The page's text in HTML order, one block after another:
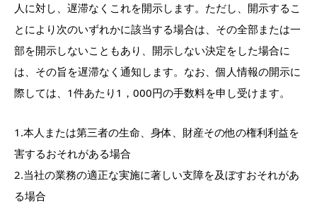
人に対し、遅滞なくこれを開示します。ただし、開示するこ
とにより次のいずれかに該当する場合は、その全部または一
部を開示しないこともあり、開示しない決定をした場合に
は、その旨を遅滞なく通知します。なお、個人情報の開示に
際しては、1件あたり1，000円の手数料を申し受けます。
1.本人または第三者の生命、身体、財産その他の権利利益を
害するおそれがある場合
2.当社の業務の適正な実施に著しい支障を及ぼすおそれがあ
る場合